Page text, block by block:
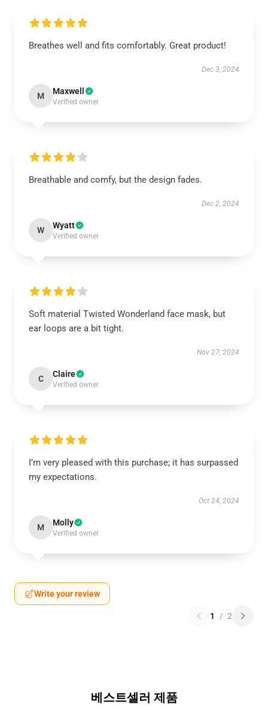
Breathes well and fits comfortably. Great product!
Dec 3, 2024
M Maxwell
Verified owner
Breathable and comfy, but the design fades.
Dec 2, 2024
W Wyatt
Verified owner
Soft material Twisted Wonderland face mask, but
ear loops are a bit tight.
Nov 27, 2024
C Claire
Verified owner
I’m very pleased with this purchase; it has surpassed
my expectations.
Oct 24, 2024
M Molly
Verified owner
Write your review
1 / 2
베스트셀러 제품